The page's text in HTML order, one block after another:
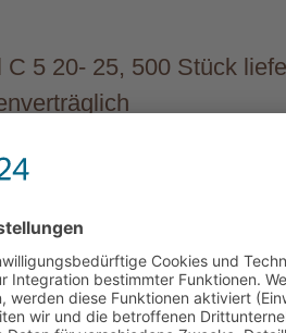
C 5 20- 25, 500 Stück
-R- C 5 40- 50, 700
Heckenilex!